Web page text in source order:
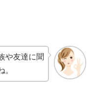
や友達に聞
。